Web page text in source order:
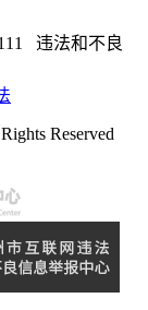
违法和不良
Reserved